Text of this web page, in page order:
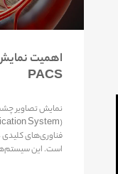
اهمیت
PACS
فناوری‌های
است. این